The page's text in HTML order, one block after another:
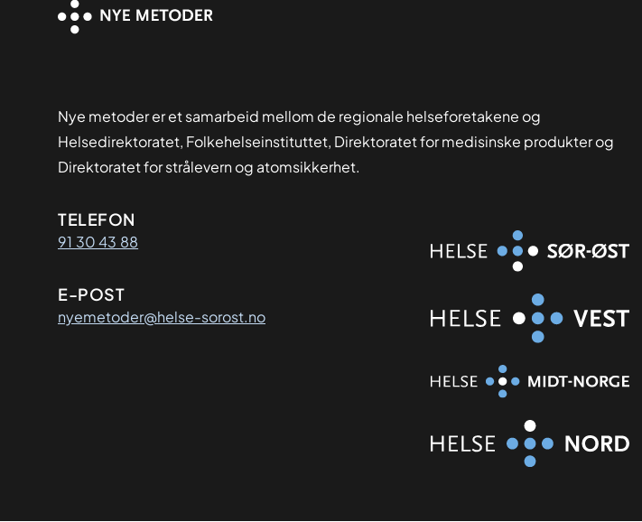
Nye metoder er et samarbeid mellom de regionale helseforetakene og
Helsedirektoratet, Folkehelseinstituttet, Direktoratet for medisinske produkter og
Direktoratet for strålevern og atomsikkerhet.
Kontaktinformasjon
TELEFON
91 30 43 88
E-POST
nyemetoder@helse-sorost.no
Organisasjon